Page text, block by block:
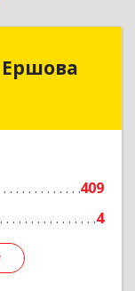
409
4
Ершова
Тагил г,